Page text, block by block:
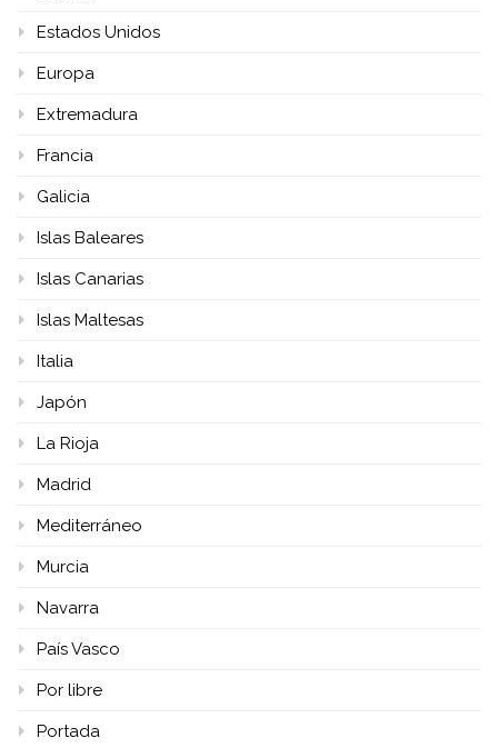
Estados Unidos
Europa
Extremadura
Francia
Galicia
Islas Baleares
Islas Canarias
Islas Maltesas
Italia
Japón
La Rioja
Madrid
Mediterráneo
Murcia
Navarra
País Vasco
Por libre
Portada